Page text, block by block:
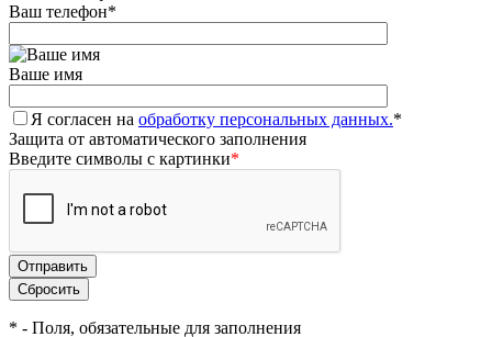
Ваш телефон*
Ваше имя
Я согласен на обработку персональных данных.*
Защита от автоматического заполнения
Введите символы с картинки*
* - Поля, обязательные для заполнения